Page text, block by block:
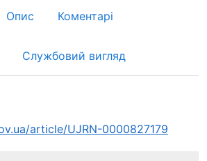
Опис Коментарі
Службовий вигляд
article/UJRN-0000827179